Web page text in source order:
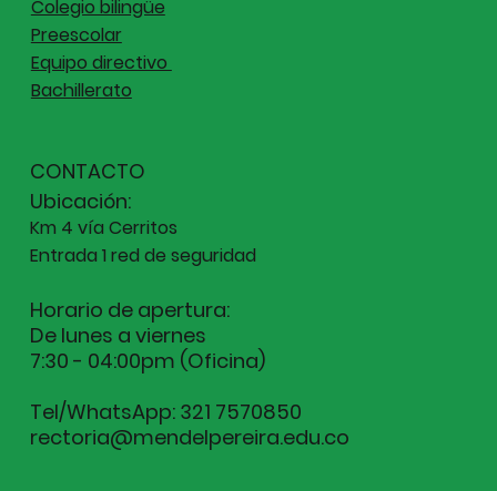
Colegio bilingüe
Preescolar
Equipo directivo
Bachillerato
CONTACTO
Ubicación:
Km 4 vía Cerritos
Entrada 1 red de seguridad
Horario de apertura:
De lunes a viernes
7:30 - 04:00pm (Oficina)
Tel/WhatsApp: 321 7570850
rectoria@mendelpereira.edu.co